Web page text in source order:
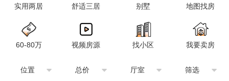
实用两居 舒适三居 别墅 地图找房
60-80万 视频房源 找小区 我要卖房
位置 总价 厅室 筛选